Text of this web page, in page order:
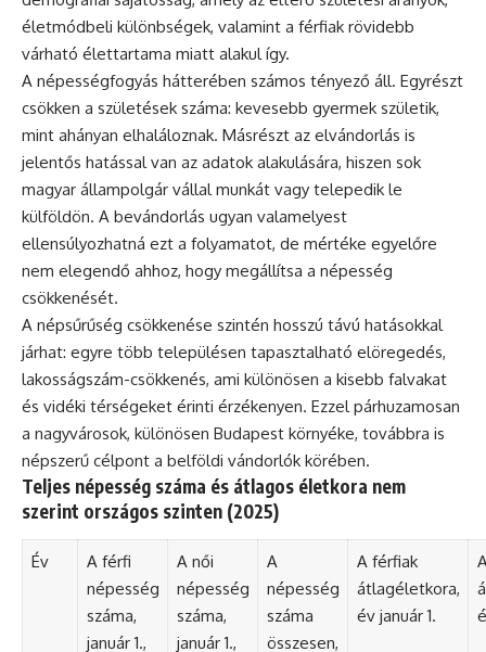
életmódbeli különbségek, valamint a férfiak rövidebb
várható élettartama miatt alakul így.
A népességfogyás hátterében számos tényező áll. Egyrészt
csökken a születések száma: kevesebb gyermek születik,
mint ahányan elhaláloznak. Másrészt az elvándorlás is
jelentős hatással van az adatok alakulására, hiszen sok
magyar állampolgár vállal munkát vagy telepedik le
külföldön. A bevándorlás ugyan valamelyest
ellensúlyozhatná ezt a folyamatot, de mértéke egyelőre
nem elegendő ahhoz, hogy megállítsa a népesség
csökkenését.
A népsűrűség csökkenése szintén hosszú távú hatásokkal
járhat: egyre több településen tapasztalható elöregedés,
lakosságszám-csökkenés, ami különösen a kisebb falvakat
és vidéki térségeket érinti érzékenyen. Ezzel párhuzamosan
a nagyvárosok, különösen Budapest környéke, továbbra is
népszerű célpont a belföldi vándorlók körében.
Teljes népesség száma és átlagos életkora nem
szerint országos szinten (2025)
Év
A férfi
népesség
száma,
január 1.,
A női
népesség
száma,
január 1.,
A
népesség
száma
összesen,
A férfiak
átlagéletkora,
év január 1.